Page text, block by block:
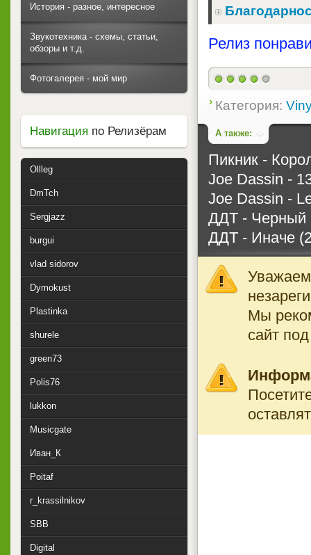
Релиз
Категория:
А также:
Пикник -
Joe Dassin -
Joe Dassin -
ДДТ - Черный
ДДТ - Иначе
Мы
сайт
История - разное, интересное
Звукотехника - схемы, статьи,
обзоры и т.д.
Фотогалерея - мой мир
Навигация по Релизёрам
Ollleg
DmTch
Sergjazz
burgui
vlad sidorov
Dymokust
Plastinka
shurele
green73
Polis76
lukkon
Musicgate
Иван_К
Poitaf
r_krassilnikov
SBB
Digital